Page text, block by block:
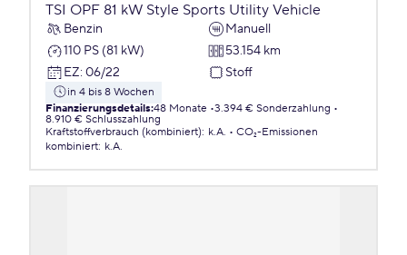
TSI OPF 81 kW Style Sports Utility Vehicle
Benzin
Manuell
110 PS (81 kW)
53.154 km
EZ: 06/22 Stoff
in 4 bis 8 Wochen
Finanzierungsdetails:48 Monate 3.394 € Sonderzahlung
8.910 € Schlusszahlung
Kraftstoffverbrauch (kombiniert): k.A.
CO₂-Emissionen
kombiniert: k.A.